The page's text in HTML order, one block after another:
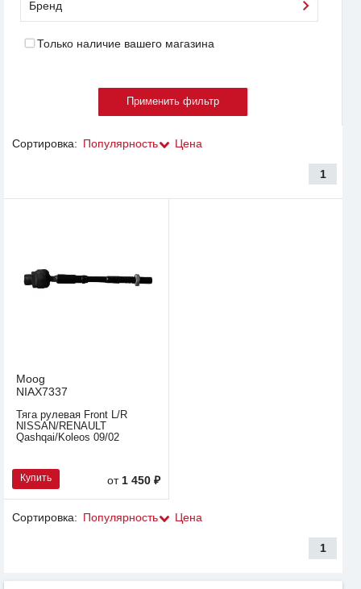
Бренд
Только наличие вашего магазина
Сортировка: Популярность Цена
1
Moog
NIAX7337
Тяга рулевая Front L/R
NISSAN/RENAULT
Qashqai/Koleos 09/02
Купить от 1 450 ₽
Сортировка: Популярность Цена
1